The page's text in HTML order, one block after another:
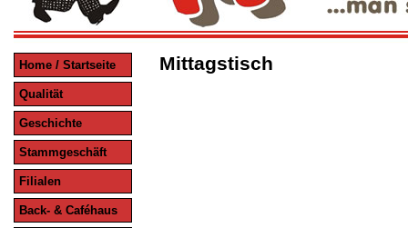
Home / Startseite
Qualität
Geschichte
Stammgeschäft
Filialen
Back- & Caféhaus
Mittagstisch